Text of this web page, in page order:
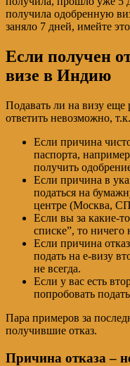
получила одобренную
заняло 7 дней, имейте
Если получен
визе в Индию
Подавать ли на визу еще
ответить невозможно,
Если причина
паспорта,
получить
Если причина в
податься на
центре (Москва,
Если вы за какие-
списке”, то ничего
Если причина
подать на е-визу
не всегда.
Если у вас есть
попробовать
Пара примеров за
получившие отказ.
Причина отказа –